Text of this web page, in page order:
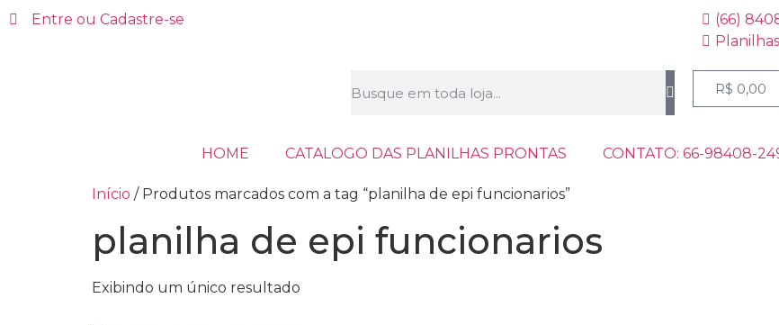
Entre ou Cadastre-se
(66)
R$ 0,00
HOME CATALOGO DAS PLANILHAS PRONTAS CONTATO: 66-98408-
Início / Produtos marcados com a tag “planilha de epi funcionarios”
planilha de epi funcionarios
Exibindo um único resultado